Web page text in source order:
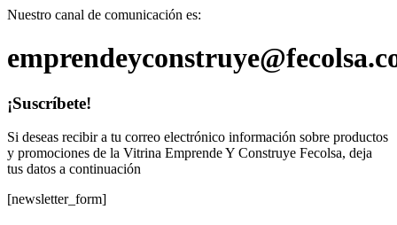
Nuestro canal de comunicación es:
¡Suscríbete!
Si deseas recibir a tu correo electrónico información sobre productos
y promociones de la Vitrina Emprende Y Construye Fecolsa, deja
tus datos a continuación
[newsletter_form]